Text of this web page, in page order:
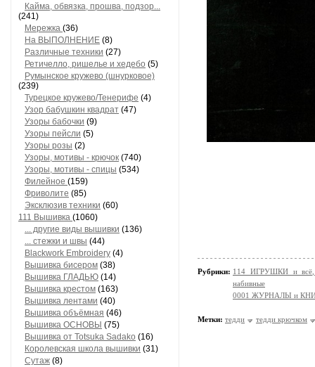
Кайма, обвязка, прошва, подзор...
(241)
Мережка (36)
На ВЫПОЛНЕНИЕ (8)
Различные техники (27)
Ретичелло, ришелье и хедебо (5)
Румынское кружево (шнурковое)
(239)
Турецкое кружево/Тенерифе (4)
Узор бабушкин квадрат (47)
Узоры бабочки (9)
Узоры пейсли (5)
Узоры розы (2)
Узоры, мотивы - крючок (740)
Узоры, мотивы - спицы (534)
Филейное (159)
Фриволите (85)
Эксклюзив техники (60)
111 Вышивка (1060)
... другие виды вышивки (136)
... стежки и швы (44)
Blackwork Embroidery (4)
Вышивка бисером (38)
Вышивка ГЛАДЬЮ (14)
Вышивка крестом (163)
Вышивка лентами (40)
Вышивка объёмная (46)
Вышивка ОСНОВЫ (75)
Вышивка от Totsuka Sadako (16)
Королевская школа вышивки (31)
Сутаж (8)
Рубрики: 114 ИГРУШКИ и всё,
набивные
0001 ЖУРНАЛЫ и
Метки: тедди тедди крючком